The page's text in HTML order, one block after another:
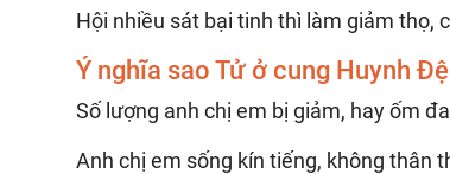
Hội nhiều sát bại tinh thì làm giảm thọ,
Ý nghĩa sao Tử ở cung Huynh Đệ
Số lượng anh chị em bị giảm, hay ốm
Anh chị em sống kín tiếng, không thân